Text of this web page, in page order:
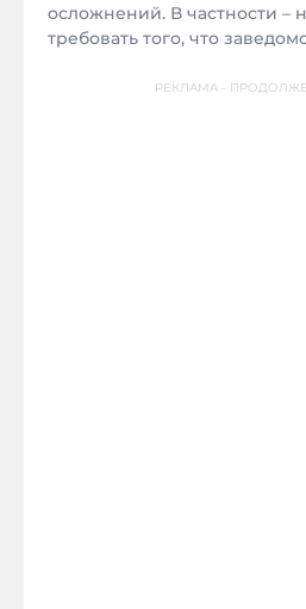
осложнений. В частности –
требовать того, что
РЕКЛАМА -